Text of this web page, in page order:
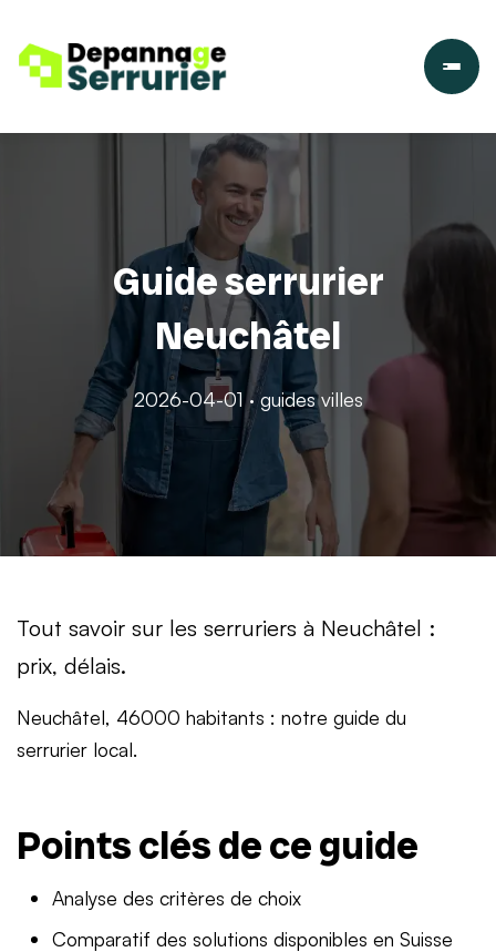
Guide serrurier
Neuchâtel
2026-04-01 · guides villes
Tout savoir sur les serruriers à Neuchâtel :
prix, délais.
Neuchâtel, 46000 habitants : notre guide du
serrurier local.
Points clés de ce guide
Analyse des critères de choix
Comparatif des solutions disponibles en Suisse